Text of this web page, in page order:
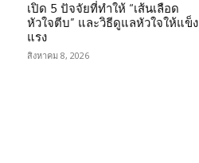
เปิด 5 ปัจจัยที่ทำให้ “เส้นเลือด
หัวใจตีบ” และวิธีดูแลหัวใจให้แข็ง
แรง
สิงหาคม 8, 2026